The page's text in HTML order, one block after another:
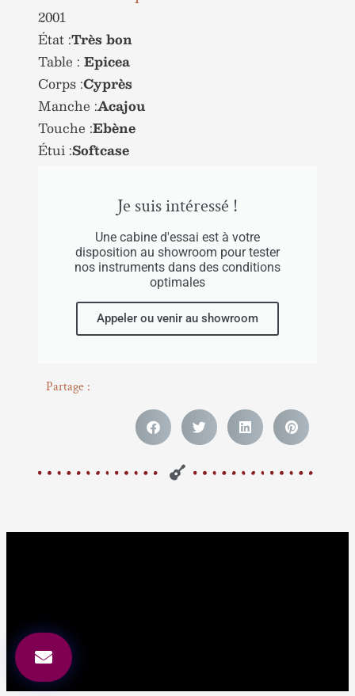
2001
État :Très bon
Table : Epicea
Corps :Cyprès
Manche :Acajou
Touche :Ebène
Étui :Softcase
Je suis intéressé !
Une cabine d'essai est à votre
disposition au showroom pour tester
nos instruments dans des conditions
optimales
Appeler ou venir au showroom
Partage :